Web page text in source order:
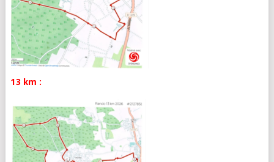
13 km :